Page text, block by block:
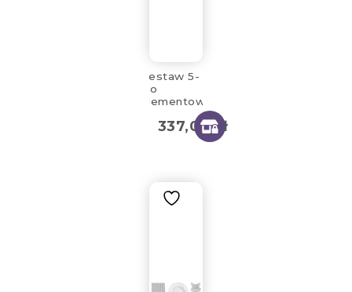
Zestaw 5-
cio
elementowy
337,00zł